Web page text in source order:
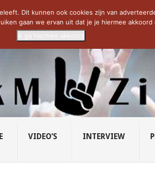
LIONS – U... SAVATAGE KOMT TERUG IN 0...
VIDEO’S INTERVIEW
Dit kunnen ook cookies zijn van
gaan we ervan uit dat je je hiermee akkoord
Ik ga hiermee akkoord